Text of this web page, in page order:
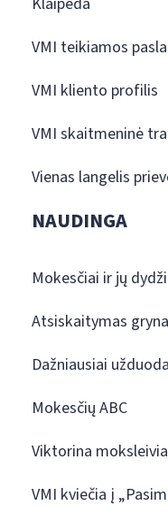
VMI teikiamos
VMI kliento profilis
VMI skaitmeninė
Vienas langelis
NAUDINGA
Mokesčiai ir jų
Atsiskaitymas
Dažniausiai
Mokesčių ABC
Viktorina
VMI kviečia į